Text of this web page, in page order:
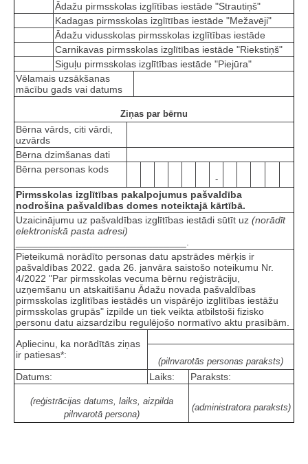
Ādažu pirmsskolas izglītības iestāde "Strautiņš"
Kadagas pirmsskolas izglītības iestāde "Mežavēji"
Ādažu vidusskolas pirmsskolas izglītības iestāde
Carnikavas pirmsskolas izglītības iestāde "Riekstiņš"
Siguļu pirmsskolas izglītības iestāde "Piejūra"
Vēlamais uzsākšanas
mācību gads vai datums
Ziņas par bērnu
Bērna vārds, citi vārdi,
uzvārds
Bērna dzimšanas dati
Bērna personas kods
-
Pirmsskolas izglītības pakalpojumus pašvaldība
nodrošina pašvaldības domes noteiktajā kārtībā.
Uzaicinājumu uz pašvaldības izglītības iestādi sūtīt uz (norādīt
elektroniskā pasta adresi)
Pieteikumā norādīto personas datu apstrādes mērķis ir
pašvaldības 2022. gada 26. janvāra saistošo noteikumu Nr.
4/2022 "Par pirmsskolas vecuma bērnu reģistrāciju,
uzņemšanu un atskaitīšanu Ādažu novada pašvaldības
pirmsskolas izglītības iestādēs un vispārējo izglītības iestāžu
pirmsskolas grupās" izpilde un tiek veikta atbilstoši fizisko
personu datu aizsardzību regulējošo normatīvo aktu prasībām.
Apliecinu, ka norādītās ziņas
ir patiesas*:
(pilnvarotās personas paraksts)
Datums: Laiks: Paraksts:
(reģistrācijas datums, laiks, aizpilda
pilnvarotā persona)
(administratora paraksts)